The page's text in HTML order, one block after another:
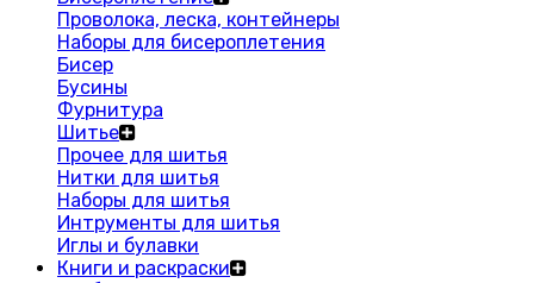
Проволока, леска, контейнеры
Наборы для бисероплетения
Бисер
Бусины
Фурнитура
Шитье
Прочее для шитья
Нитки для шитья
Наборы для шитья
Интрументы для шитья
Иглы и булавки
Книги и раскраски